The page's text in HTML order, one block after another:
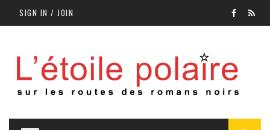
SIGN IN / JOIN